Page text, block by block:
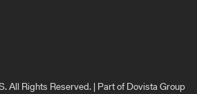
All Rights Reserved. | Part of Dovista Group